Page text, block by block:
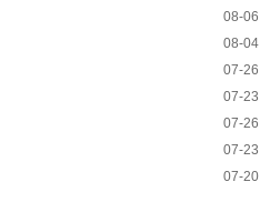
08-06
08-04
07-26
07-23
07-26
07-23
07-20